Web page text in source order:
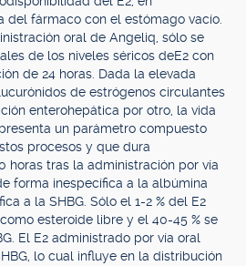
del fármaco con el estómago vacío.
oral de Angeliq, sólo se
de los niveles séricos deE2 con
de 24 horas. Dada la elevada
de estrógenos circulantes
enterohepática por otro, la vida
un parámetro compuesto
procesos y que dura
horas tras la administración por vía
forma inespecífica a la albúmina
a la SHBG. Sólo el 1-2 % del E2
esteroide libre y el 40-45 % se
El E2 administrado por vía oral
lo cual influye en la distribución